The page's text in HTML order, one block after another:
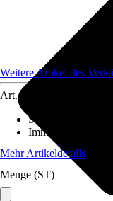
Weitere Artikel des
Art.-Nr.
Standort
Immergrün
Mehr Artikeldetails
Menge (ST)